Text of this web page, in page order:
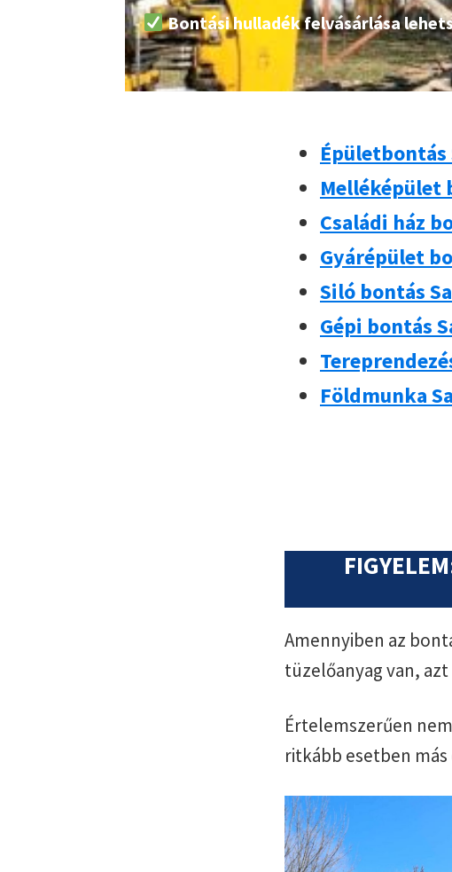
Bontási hulladék felvásárlása
Épületbontás
Melléképület
Családi ház
Gyárépület
Siló bontás
Gépi bontás
Földmunka
Amennyiben az
tüzelőanyag van,
Értelemszerűen
ritkább esetben